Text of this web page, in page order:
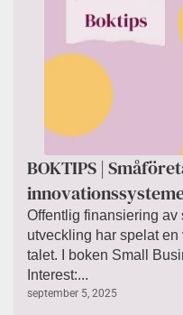
BOKTIPS |
Offentlig finansiering av
utveckling har spelat
talet. I boken Small
Interest:...
september 5, 2025